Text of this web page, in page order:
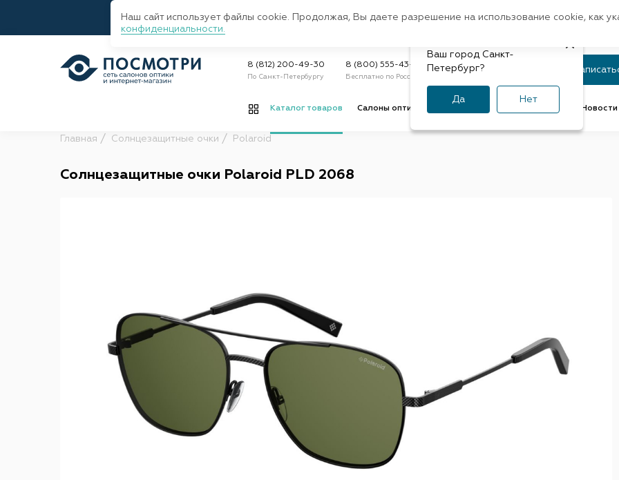
Регион:Санкт-Петербург Быстрая
8 (812) 200-49-30
По Санкт-Петербургу
8 (800) 555-43-47
Бесплатно по России
Статус заказа
Каталог товаров Салоны оптики Новости
Главная Солнцезащитные очки Polaroid
Солнцезащитные очки Polaroid PLD 2068
Ваш город Санкт-
Петербург?
Да Нет
Наш сайт использует файлы cookie. Продолжая, Вы даете разрешение на использование cookie, как
конфиденциальности.